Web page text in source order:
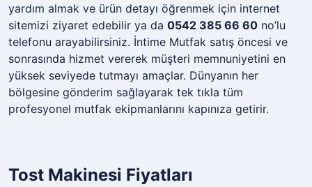
yardım almak ve ürün detayı öğrenmek için internet
sitemizi ziyaret edebilir ya da 0542 385 66 60 no’lu
telefonu arayabilirsiniz. İntime Mutfak satış öncesi ve
sonrasında hizmet vererek müşteri memnuniyetini en
yüksek seviyede tutmayı amaçlar. Dünyanın her
bölgesine gönderim sağlayarak tek tıkla tüm
profesyonel mutfak ekipmanlarını kapınıza getirir.
Tost Makinesi Fiyatları